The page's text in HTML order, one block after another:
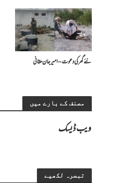
نئے گھر کی دعوت – امیرجان حقانی
مصنف کے بارے میں
ویب ڈیسک
تبصرہ لکھیے